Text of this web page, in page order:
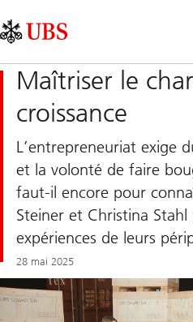
Links
Area
Maîtriser le
croissance
L’entrepreneuriat exige
et la volonté de faire
faut-il encore pour
Steiner et Christina
expériences de leurs
28 mai 2025